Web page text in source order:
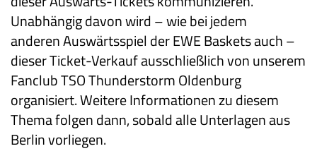
Unabhängig davon wird – wie bei jedem
anderenAuswärtsspiel der EWE Baskets auch –
dieser Ticket-Verkauf ausschließlich von unserem
Fanclub TSO Thunderstorm Oldenburg
organisiert. Weitere Informationen zu diesem
Thema folgen dann, sobald alle Unterlagen aus
Berlin vorliegen.